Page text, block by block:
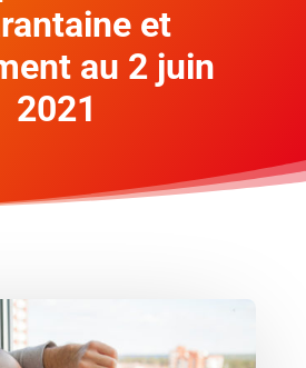
et
au 2 juin
2021